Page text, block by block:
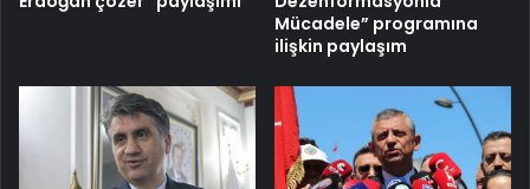
Mücadele” programına
ilişkin paylaşım